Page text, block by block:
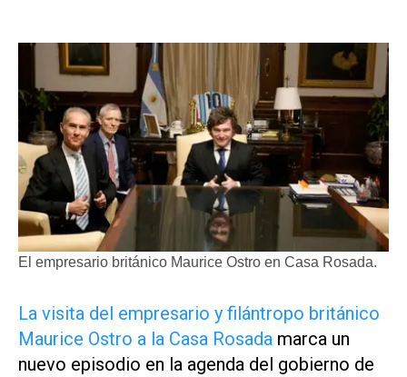
El empresario británico Maurice Ostro en Casa Rosada.
La visita del empresario y filántropo británico
Maurice Ostro a la Casa Rosada marca un
nuevo episodio en la agenda del gobierno de